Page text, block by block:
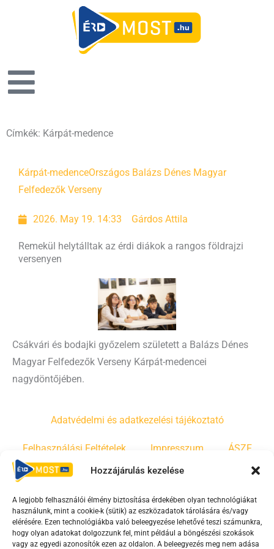
Hozzájárulás kezelése
A legjobb felhasználói élmény biztosítása érdekében olyan technológiákat
használunk, mint a cookie-k (sütik) az eszközadatok tárolására és/vagy
elérésére. Ezen technológiákba való beleegyezése lehetővé teszi számunkra,
hogy olyan adatokat dolgozzunk fel, mint például a böngészési szokások
vagy az egyedi azonosítók ezen az oldalon. A beleegyezés meg nem adása
Címkék: Kárpát-medence
Kárpát-medenceOrszágos Balázs Dénes Magyar
Felfedezők Verseny
2026. May 19. 14:33 Gárdos Attila
Remekül helytálltak az érdi diákok a rangos földrajzi
versenyen
Csákvári és bodajki győzelem született a Balázs Dénes
Magyar Felfedezők Verseny Kárpát-medencei
nagydöntőjében.
Adatvédelmi és adatkezelési tájékoztató
Felhasználási Feltételek Impresszum ÁSZF
Irányelvek Moderálási szabályzat
F
a
Y
o
T
i